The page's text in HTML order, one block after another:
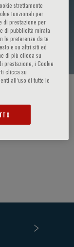
strettamente
funzionali per
di prestazione per
di pubblicità mirata
le preferenze da te
e su altri siti ed
di più clicca su
prestazione, i Cookie
clicca su
all’uso di tutte le